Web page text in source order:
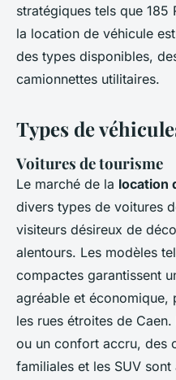
stratégiques tels que
la location de véhicule
des types disponibles,
camionnettes utilitaires.
Types de
Voitures de tourisme
Le marché de la location
divers types de voitures
visiteurs désireux de
alentours. Les modèles
compactes garantissent
agréable et économique,
les rues étroites de
ou un confort accru, des
familiales et les SUV